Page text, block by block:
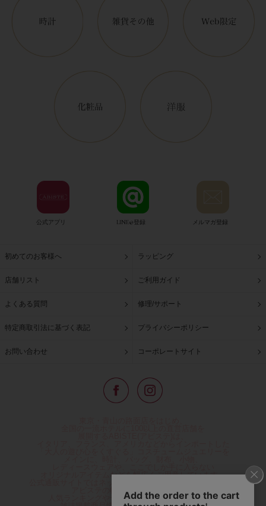
公式アプリ LINE@登録 メルマガ登録
初めてのお客様へ ラッピング
店舗リスト ご利用ガイド
よくある質問 修理/サポート
特定商取引法に基づく表記 プライバシーポリシー
お問い合わせ コーポレートサイト
オリジナルアイテムなどを幅広くご用意しています。
アビステの幅広い商品を取り揃え、
人気ランキングやテレビなどメディア着用商品、